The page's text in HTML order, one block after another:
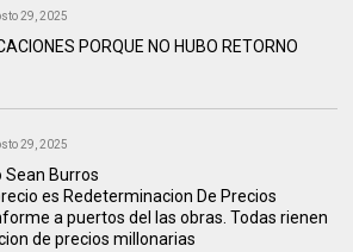
29, 2025
PORQUE NO HUBO RETORNO
29, 2025
Sean Burros
es Redeterminacion De Precios
a puertos del las obras. Todas rienen
de precios millonarias